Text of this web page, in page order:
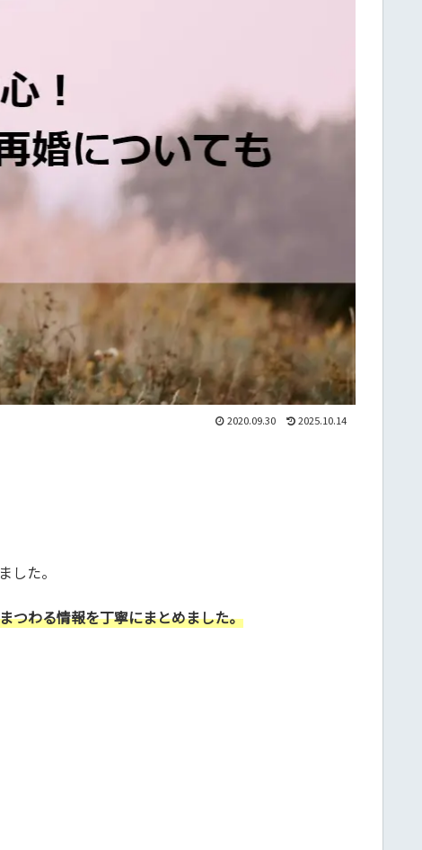
2020.09.30 2025.10.14
た。
つわる情報を丁寧にまとめました。